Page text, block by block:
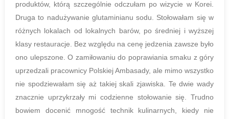
produktów, którą szczególnie odczułam po wizycie w Korei.
Druga to nadużywanie glutaminianu sodu. Stołowałam się w
różnych lokalach od lokalnych barów, po średniej i wyższej
klasy restauracje. Bez względu na cenę jedzenia zawsze było
ono ulepszone. O zamiłowaniu do poprawiania smaku z góry
uprzedzali pracownicy Polskiej Ambasady, ale mimo wszystko
nie spodziewałam się aż takiej skali zjawiska. Te dwie wady
znacznie uprzykrzały mi codzienne stołowanie się. Trudno
bowiem docenić mnogość technik kulinarnych, kiedy nie